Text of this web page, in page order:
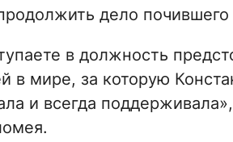
дело почившего
в должность
в мире, за которую
и всегда